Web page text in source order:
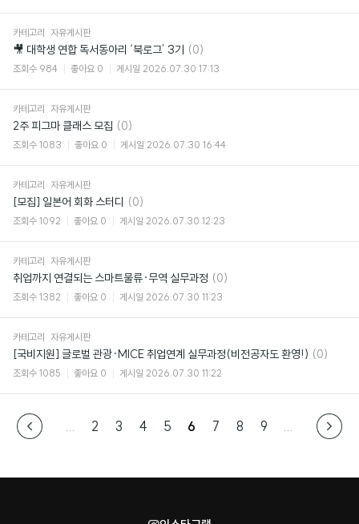
카테고리 자유게시판
🎥 대학생 연합 독서동아리 ‘북로그’ 3기 댓
글
(0)
조회수 984 좋아요 0 게시일 2026.07.30 17:13
카테고리 자유게시판
2주 피그마 클래스 모집 댓
글
(0)
조회수 1083 좋아요 0 게시일 2026.07.30 16:44
카테고리 자유게시판
[모집] 일본어 회화 스터디 댓
글
(0)
조회수 1092 좋아요 0 게시일 2026.07.30 12:23
카테고리 자유게시판
취업까지 연결되는 스마트물류·무역 실무과정 댓
글
(0)
조회수 1382 좋아요 0 게시일 2026.07.30 11:23
카테고리 자유게시판
[국비지원] 글로벌 관광·MICE 취업연계 실무과정(비전공자도 환영!) 댓
(0)
조회수 1085 좋아요 0 게시일 2026.07.30 11:22
2 3 4 5 6 7 8 9